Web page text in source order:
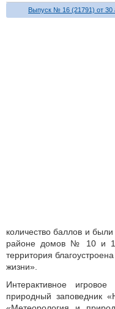
Выпуск № 16 (21791) от 30
количество баллов и
районе домов № 10 и
территория
жизни».
Интерактивное
природный заповедник